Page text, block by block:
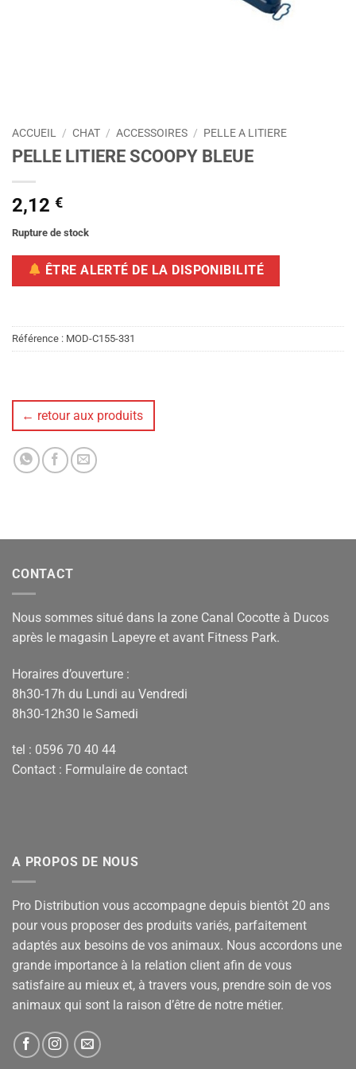
ACCUEIL / CHAT / ACCESSOIRES / PELLE A LITIERE
PELLE LITIERE SCOOPY BLEUE
2,12 €
Rupture de stock
ÊTRE ALERTÉ DE LA DISPONIBILITÉ
Référence : MOD-C155-331
← retour aux produits
CONTACT
Nous sommes situé dans la zone Canal Cocotte à Ducos
après le magasin Lapeyre et avant Fitness Park.
Horaires d’ouverture :
8h30-17h du Lundi au Vendredi
8h30-12h30 le Samedi
tel : 0596 70 40 44
Contact : Formulaire de contact
A PROPOS DE NOUS
Pro Distribution vous accompagne depuis bientôt 20 ans
pour vous proposer des produits variés, parfaitement
adaptés aux besoins de vos animaux. Nous accordons une
grande importance à la relation client afin de vous
satisfaire au mieux et, à travers vous, prendre soin de vos
animaux qui sont la raison d’être de notre métier.